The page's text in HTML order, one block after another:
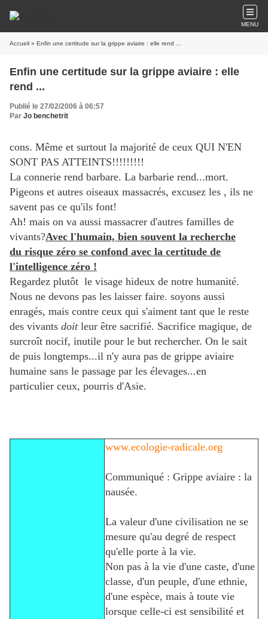
MENU
Accueil » Enfin une certitude sur la grippe aviaire : elle rend ...
Enfin une certitude sur la grippe aviaire : elle
rend ...
Publié le 27/02/2006 à 06:57
Par Jo benchetrit
cons. Même et surtout la majorité de ceux QUI N'EN
SONT PAS ATTEINTS!!!!!!!!!
La connerie rend barbare. La barbarie rend...mort.
Pigeons et autres oiseaux massacrés, excusez les , ils ne
savent pas ce qu'ils font!
Ah! mais on va aussi massacrer d'autres familles de
vivants?Avec l'humain, bien souvent la recherche
du risque zéro se confond avec la certitude de
l'intelligence zéro !
Regardez plutôt le visage hideux de notre humanité.
Nous ne devons pas les laisser faire. soyons aussi
enragés, mais contre ceux qui s'aiment tant que le reste
des vivants doitleur être sacrifié. Sacrifice magique, de
surcroît nocif, inutile pour le but rechercher. On le sait
de puis longtemps...il n'y aura pas de grippe aviaire
humaine sans le passage par les élevages...en
particulier ceux, pourris d'Asie.
www.ecologie-radicale.org
Communiqué : Grippe aviaire : la
nausée.
La valeur d'une civilisation ne se
mesure qu'au degré de respect
qu'elle porte à la vie.
Non pas à la vie d'une caste, d'une
classe, d'un peuple, d'une ethnie,
d'une espèce, mais à toute vie
lorsque celle-ci est sensibilité et